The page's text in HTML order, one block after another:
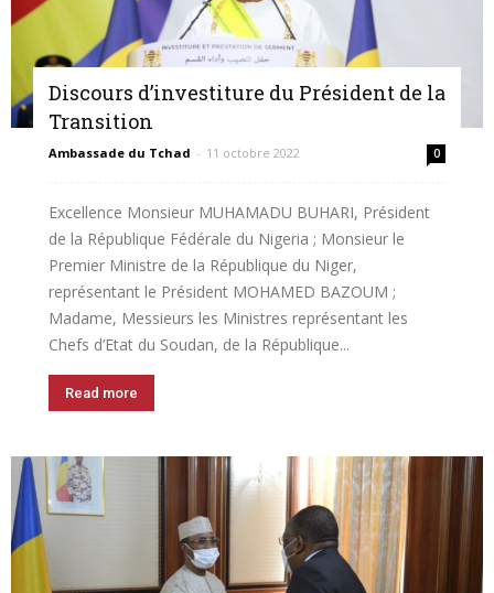
Discours d’investiture du Président de la
Transition
Ambassade du Tchad - 11 octobre 2022 0
Excellence Monsieur MUHAMADU BUHARI, Président
de la République Fédérale du Nigeria ; Monsieur le
Premier Ministre de la République du Niger,
représentant le Président MOHAMED BAZOUM ;
Madame, Messieurs les Ministres représentant les
Chefs d’Etat du Soudan, de la République...
Read more